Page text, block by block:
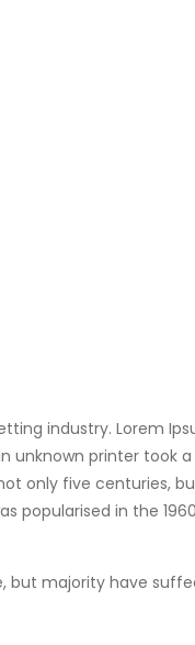
industry. Lorem
unknown printer took
only five centuries,
popularised in the
but majority have